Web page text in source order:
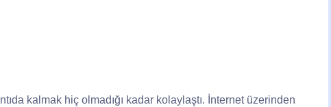
kalmak hiç olmadığı kadar kolaylaştı. İnternet üzerinden